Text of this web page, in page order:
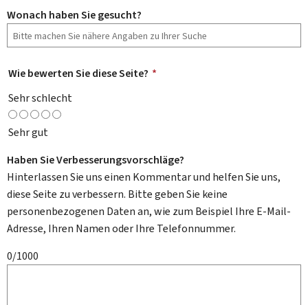
Wonach haben Sie gesucht?
Wie bewerten Sie diese Seite? *
Sehr schlecht
Sehr gut
Haben Sie Verbesserungsvorschläge?
Hinterlassen Sie uns einen Kommentar und helfen Sie uns,
diese Seite zu verbessern. Bitte geben Sie keine
personenbezogenen Daten an, wie zum Beispiel Ihre E-Mail-
Adresse, Ihren Namen oder Ihre Telefonnummer.
0/1000